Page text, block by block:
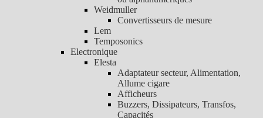
Weidmuller
Convertisseurs de mesure
Lem
Temposonics
Electronique
Elesta
Adaptateur secteur, Alimentation,
Allume cigare
Afficheurs
Buzzers, Dissipateurs, Transfos,
Capacités